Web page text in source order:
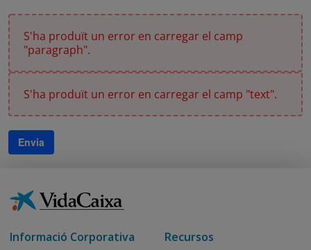
S'ha produït un error en carregar el camp
"paragraph".
S'ha produït un error en carregar el camp "text".
Envia
Informació Corporativa Recursos